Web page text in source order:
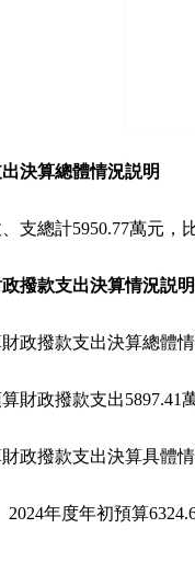
決算總體情況説明
支總計5950.77萬元，
撥款支出決算情況説明
財政撥款支出決算總體
財政撥款支出5897.41
財政撥款支出決算具體
2024年度年初預算